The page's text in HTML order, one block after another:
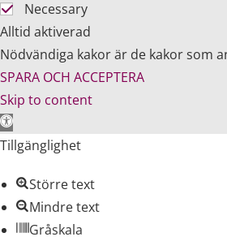
Necessary
Alltid aktiverad
Nödvändiga kakor är de kakor som
SPARA OCH ACCEPTERA
Skip to content
Open toolbar
Tillgänglighet
Större text
Mindre text
Gråskala